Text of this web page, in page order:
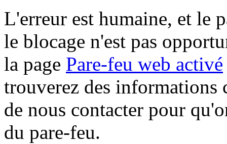
L'erreur est humaine, et le
le blocage n'est pas
la page Pare-feu web activé
trouverez des informations
de nous contacter pour
du pare-feu.